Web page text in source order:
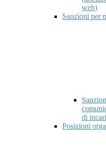
web)
Sanzioni per
di
Posizioni